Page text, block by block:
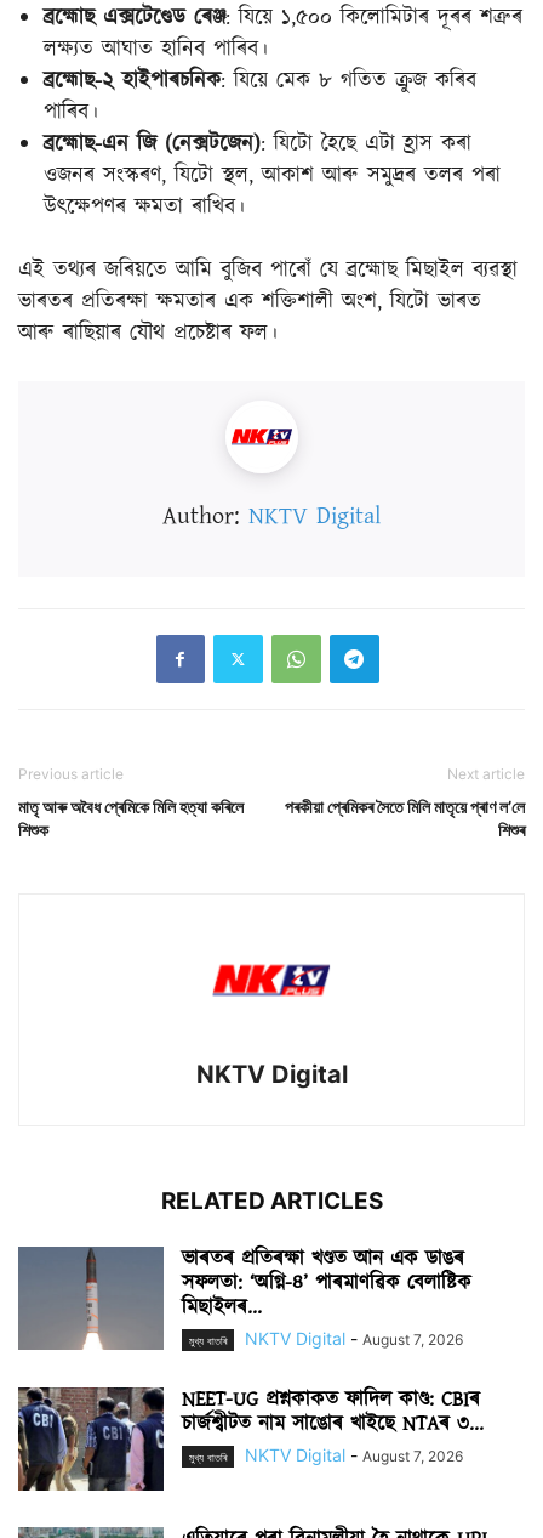
ব্ৰহ্মোছ এক্সটেণ্ডেড ৰেঞ্জ: যিয়ে ১,৫০০ কিলোমিটাৰ দূৰৰ শত্ৰুৰ
লক্ষ্যত আঘাত হানিব পাৰিব।
ব্ৰহ্মোছ-২ হাইপাৰচনিক: যিয়ে মেক ৮ গতিত ক্ৰুজ কৰিব
পাৰিব।
ব্ৰহ্মোছ-এন জি (নেক্সটজেন): যিটো হৈছে এটা হ্ৰাস কৰা
ওজনৰ সংস্কৰণ, যিটো স্থল, আকাশ আৰু সমুদ্ৰৰ তলৰ পৰা
উৎক্ষেপণৰ ক্ষমতা ৰাখিব।
এই তথ্যৰ জৰিয়তে আমি বুজিব পাৰোঁ যে ব্ৰহ্মোছ মিছাইল ব্যৱস্থা
ভাৰতৰ প্ৰতিৰক্ষা ক্ষমতাৰ এক শক্তিশালী অংশ, যিটো ভাৰত
আৰু ৰাছিয়াৰ যৌথ প্ৰচেষ্টাৰ ফল।
Author: NKTV Digital
Previous article
মাতৃ আৰু অবৈধ প্ৰেমিকে মিলি হত্যা কৰিলে
শিশুক
Next article
পৰকীয়া প্ৰেমিকৰ সৈতে মিলি মাতৃয়ে প্ৰাণ ল’লে
শিশুৰ
NKTV Digital
RELATED ARTICLES
ভাৰতৰ প্ৰতিৰক্ষা খণ্ডত আন এক ডাঙৰ
সফলতা: ‘অগ্নি-৪’ পাৰমাণৱিক বেলাষ্টিক
মিছাইলৰ...
মুখ্য বাতৰি NKTV Digital - August 7, 2026
NEET-UG প্ৰশ্নকাকত ফাদিল কাণ্ড: CBIৰ
চাৰ্জশ্বীটত নাম সাঙোৰ খাইছে NTAৰ ৩...
মুখ্য বাতৰি NKTV Digital - August 7, 2026